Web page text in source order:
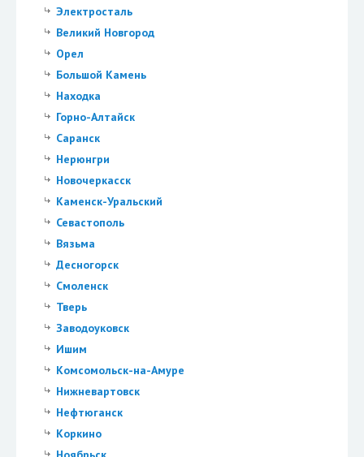
Электросталь
Великий Новгород
Орел
Большой Камень
Находка
Горно-Алтайск
Саранск
Нерюнгри
Новочеркасск
Каменск-Уральский
Севастополь
Вязьма
Десногорск
Смоленск
Тверь
Заводоуковск
Ишим
Комсомольск-на-Амуре
Нижневартовск
Нефтюганск
Коркино